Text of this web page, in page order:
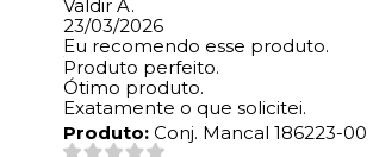
Valdir A.
23/03/2026
Eu recomendo esse produto.
Produto perfeito.
Ótimo produto.
Exatamente o que solicitei.
Produto: Conj. Mancal 186223-